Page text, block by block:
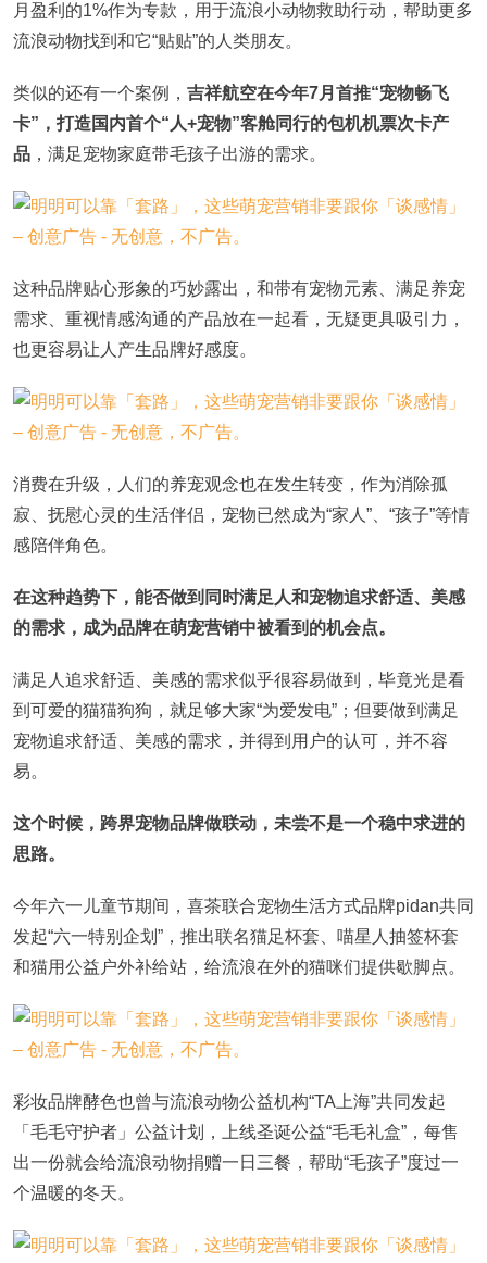
月盈利的1%作为专款，用于流浪小动物救助行动，帮助更多
流浪动物找到和它“贴贴”的人类朋友。
类似的还有一个案例， 吉祥航空在今年7月首推“宠物畅飞
卡”，打造国内首个“人+宠物”客舱同行的包机机票次卡产
品 ，满足宠物家庭带毛孩子出游的需求。
这种品牌贴心形象的巧妙露出，和带有宠物元素、满足养宠
需求、重视情感沟通的产品放在一起看，无疑更具吸引力，
也更容易让人产生品牌好感度。
消费在升级，人们的养宠观念也在发生转变，作为消除孤
寂、抚慰心灵的生活伴侣，宠物已然成为“家人”、“孩子”等情
感陪伴角色。
在这种趋势下，能否做到同时满足人和宠物追求舒适、美感
的需求，成为品牌在萌宠营销中被看到的机会点。
满足人追求舒适、美感的需求似乎很容易做到，毕竟光是看
到可爱的猫猫狗狗，就足够大家“为爱发电”；但要做到满足
宠物追求舒适、美感的需求，并得到用户的认可，并不容
易。
这个时候，跨界宠物品牌做联动，未尝不是一个稳中求进的
思路。
今年六一儿童节期间，喜茶联合宠物生活方式品牌pidan共同
发起“六一特别企划”，推出联名猫足杯套、喵星人抽签杯套
和猫用公益户外补给站，给流浪在外的猫咪们提供歇脚点。
彩妆品牌酵色也曾与流浪动物公益机构“TA上海”共同发起
「毛毛守护者」公益计划，上线圣诞公益“毛毛礼盒”，每售
出一份就会给流浪动物捐赠一日三餐，帮助“毛孩子”度过一
个温暖的冬天。